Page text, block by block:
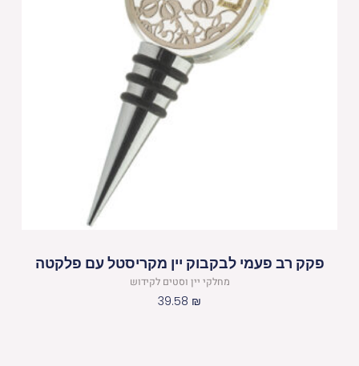
פקק רב פעמי לבקבוק יין מקריסטל עם פלקטה
מחלקי יין וסטים לקידוש
39.58 ₪